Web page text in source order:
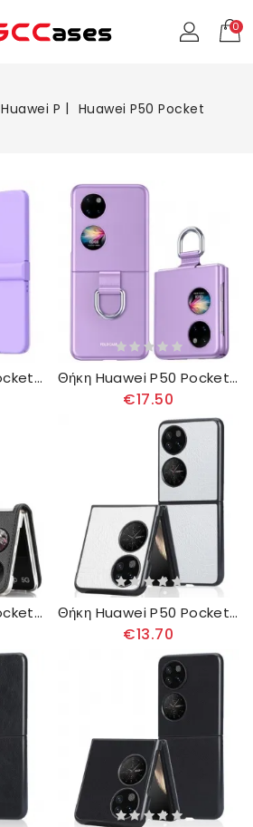
0
Huawei P Huawei P50 Pocket
Θήκη Huawei P50 Pocket Κλασικό Ματ Θήκη Huawei P50 Pocket Skin-touch Με Δαχτυλίδι
€17.50
Θήκη Huawei P50 Pocket Δερμάτινη Θήκη Κάρτας Θήκη Huawei P50 Pocket Υφή Δέρματος Κροκόδειλου
€13.70